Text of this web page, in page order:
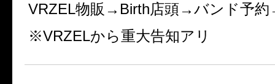
VRZEL物販→Birth店頭→バンド予
※VRZELから重大告知アリ